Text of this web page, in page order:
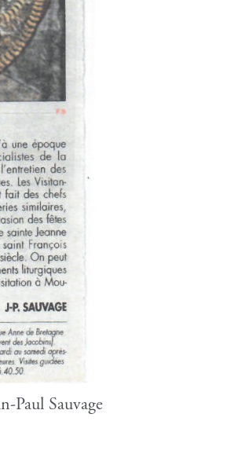
Paul Sauvage